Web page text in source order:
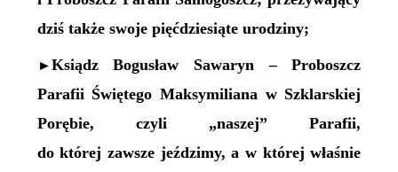
dziś także swoje pięćdziesiąte urodziny;
►Ksiądz Bogusław Sawaryn – Proboszcz
Parafii Świętego Maksymiliana w Szklarskiej
Porębie, czyli „naszej” Parafii,
do której zawsze jeździmy,a w której właśnie